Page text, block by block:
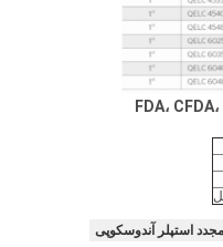
استپلر آندوسکوپی